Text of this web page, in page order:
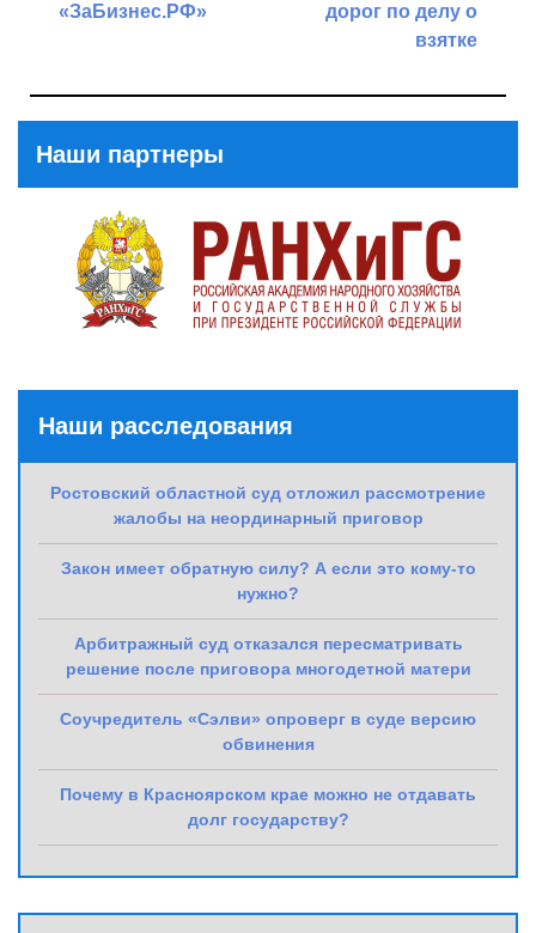
«ЗаБизнес.РФ»
дорог по делу о
взятке
Наши партнеры
Наши расследования
Ростовский областной суд отложил рассмотрение
жалобы на неординарный приговор
Закон имеет обратную силу? А если это кому-то
нужно?
Арбитражный суд отказался пересматривать
решение после приговора многодетной матери
Соучредитель «Сэлви» опроверг в суде версию
обвинения
Почему в Красноярском крае можно не отдавать
долг государству?